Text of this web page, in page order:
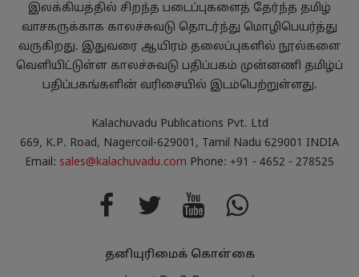
இலக்கியத்தில் சிறந்த படைப்புகளைத் தேர்ந்த தமிழ்
வாசகருக்காக காலச்சுவடு தொடர்ந்து மொழிபெயர்த்து
வருகிறது. இதுவரை ஆயிரம் தலைப்புகளில் நூல்களை
வெளியிட்டுள்ள காலச்சுவடு பதிப்பகம் முன்னணி தமிழ்ப்
பதிப்பகங்களின் வரிசையில் இடம்பெற்றுள்ளது.
Kalachuvadu Publications Pvt. Ltd
669, K.P. Road, Nagercoil-629001, Tamil Nadu 629001 INDIA
Email: sales@kalachuvadu.com Phone: +91 - 4652 - 278525
தனியுரிமைக் கொள்கை